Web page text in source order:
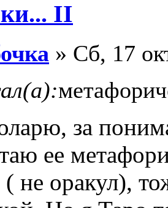
II
» Сб, 17
за
ее
не оракул),